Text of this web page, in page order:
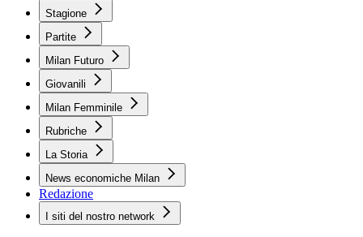
Stagione
Partite
Milan Futuro
Giovanili
Milan Femminile
Rubriche
La Storia
News economiche Milan
Redazione
I siti del nostro network